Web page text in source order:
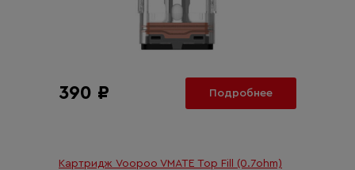
390 ₽ Подробнее
Картридж Voopoo VMATE Top Fill (0.7ohm)